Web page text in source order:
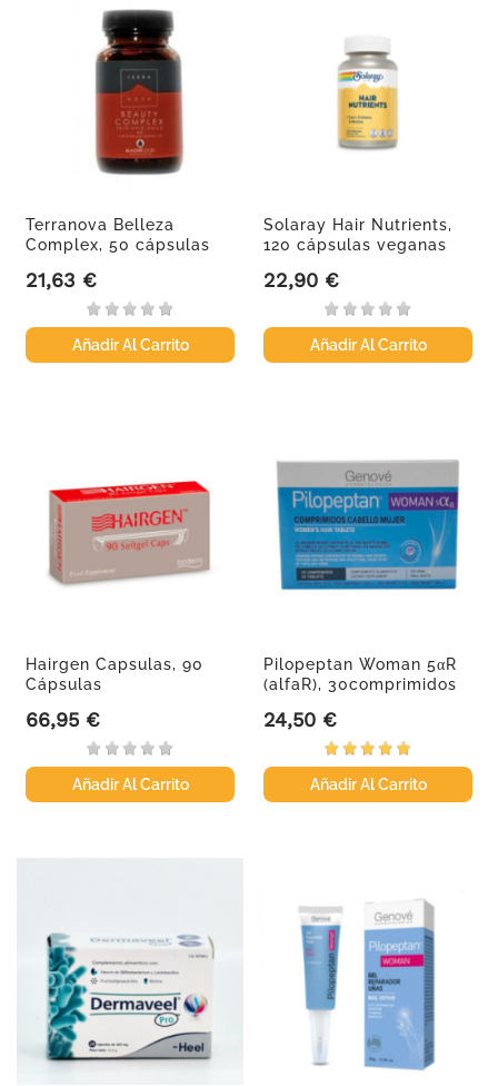
Terranova Belleza
Complex, 50 cápsulas
Precio
21,63 €
Añadir Al Carrito
Solaray Hair Nutrients,
120 cápsulas veganas
Precio
22,90 €
Añadir Al Carrito
Hairgen Capsulas, 90
Cápsulas
Precio
66,95 €
Añadir Al Carrito
Pilopeptan Woman 5αR
(alfaR), 30comprimidos
Precio
24,50 €
Añadir Al Carrito